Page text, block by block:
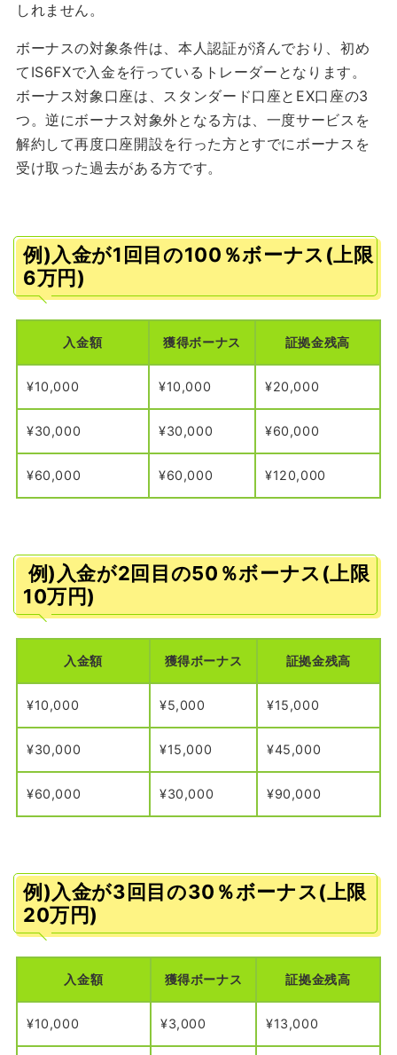
しれません。
ボーナスの対象条件は、本人認証が済んでおり、初め
てIS6FXで入金を行っているトレーダーとなります。
ボーナス対象口座は、スタンダード口座とEX口座の3
つ。逆にボーナス対象外となる方は、一度サービスを
解約して再度口座開設を行った方とすでにボーナスを
受け取った過去がある方です。
例)入金が1回目の100％ボーナス(上限
6万円)
入金額 獲得ボーナス 証拠金残高
¥10,000 ¥10,000 ¥20,000
¥30,000 ¥30,000 ¥60,000
¥60,000 ¥60,000 ¥120,000
例)入金が2回目の50％ボーナス(上限
10万円)
入金額 獲得ボーナス 証拠金残高
¥10,000 ¥5,000 ¥15,000
¥30,000 ¥15,000 ¥45,000
¥60,000 ¥30,000 ¥90,000
例)入金が3回目の30％ボーナス(上限
20万円)
入金額 獲得ボーナス 証拠金残高
¥10,000 ¥3,000 ¥13,000